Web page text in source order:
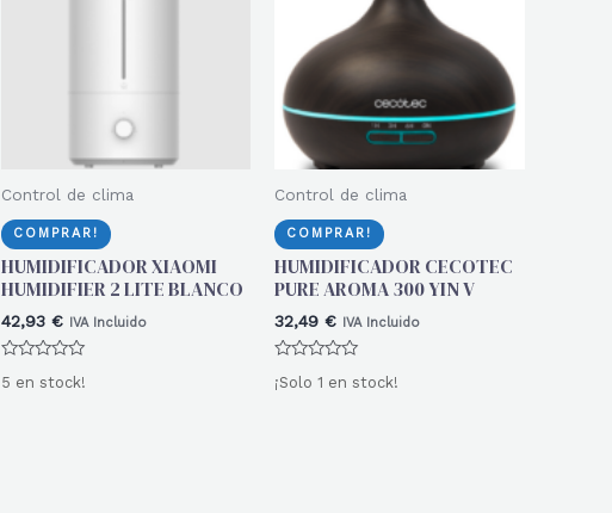
Control de clima
COMPRAR!
HUMIDIFICADOR XIAOMI
HUMIDIFIER 2 LITE BLANCO
42,93 € IVA Incluido
con
5 en stock!
Control de clima
COMPRAR!
HUMIDIFICADOR CECOTEC
PURE AROMA 300 YIN V
32,49€ IVA Incluido
Valorado
con
¡Solo 1 en stock!